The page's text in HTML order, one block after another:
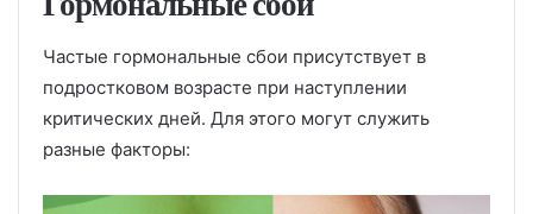
Частые гормональные сбои присутствует в
подростковом возрасте при наступлении
критических дней. Для этого могут служить
разные факторы: